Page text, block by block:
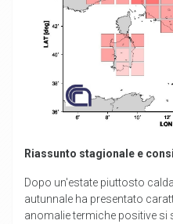
Riassunto stagionale e
Dopo un'estate piuttosto
autunnale ha presentato
anomalie termiche positive